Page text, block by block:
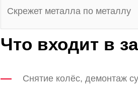
Скрежет металла по металлу
Что входит в
Снятие колёс, демонтаж